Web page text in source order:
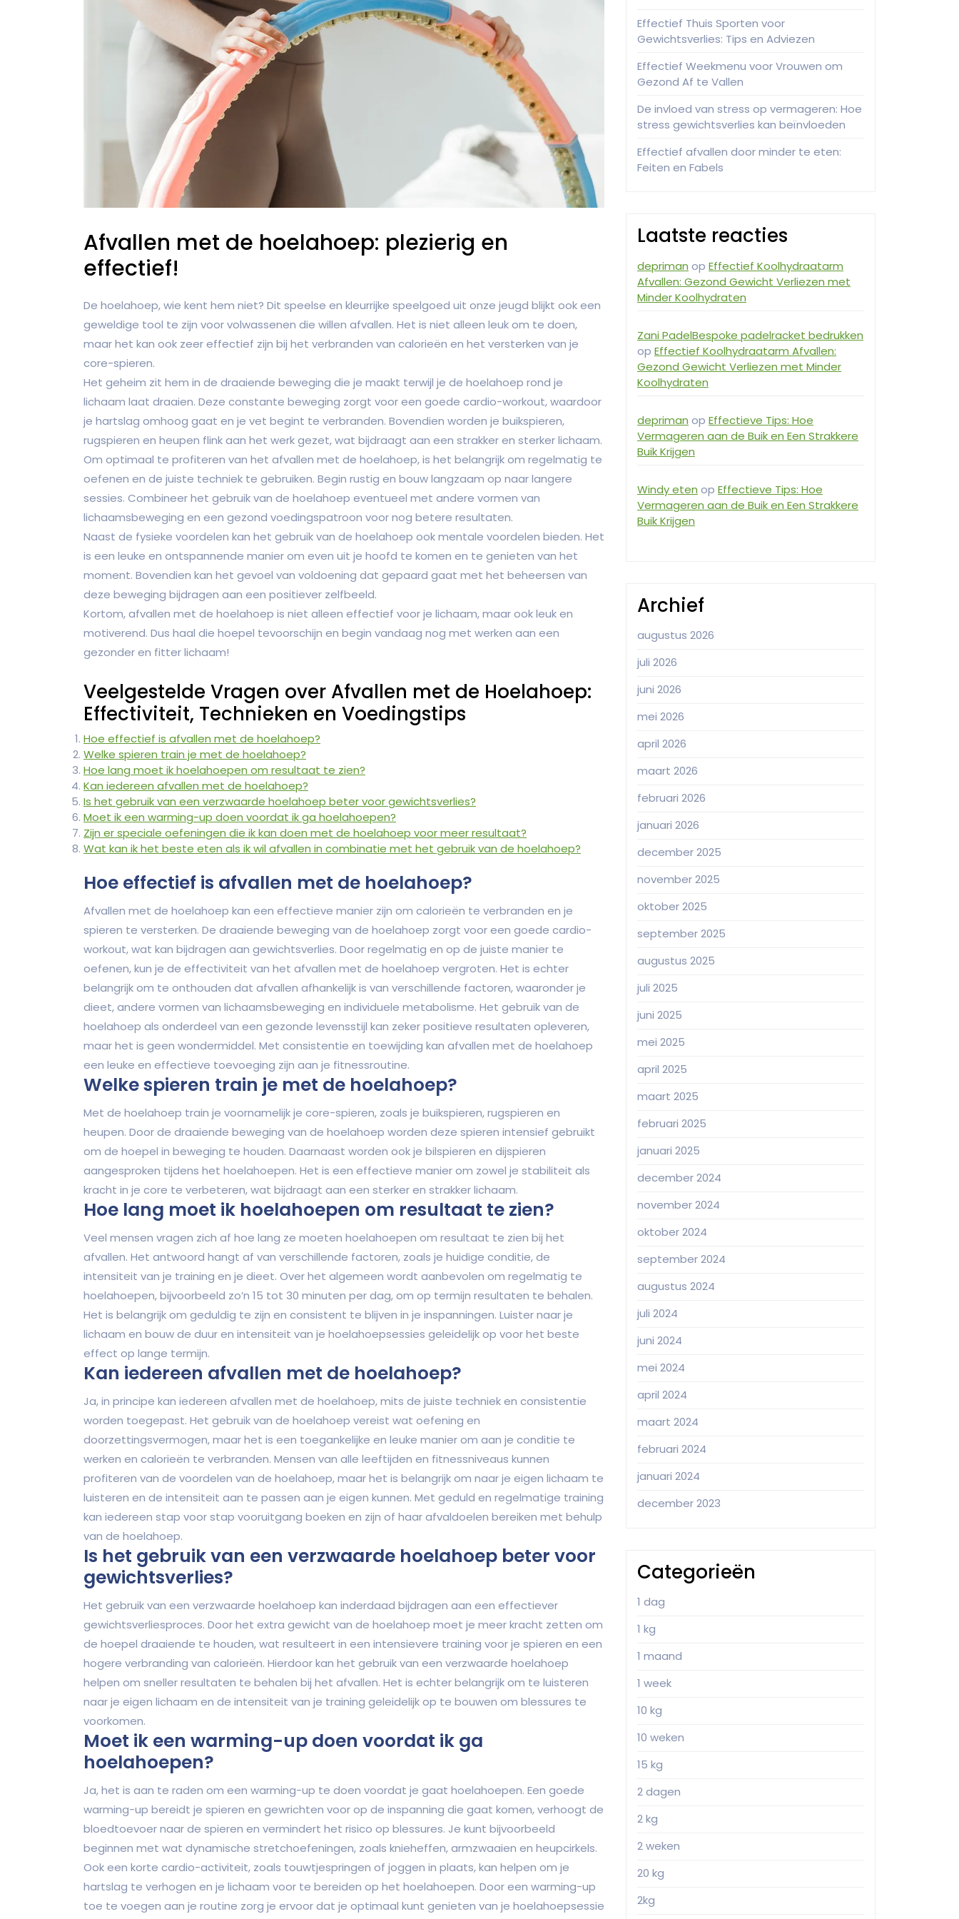
Afvallen met de hoelahoep: plezierig en
effectief!
De hoelahoep, wie kent hem niet? Dit speelse en kleurrijke speelgoed uit onze jeugd blijkt ook een
geweldige tool te zijn voor volwassenen die willen afvallen. Het is niet alleen leuk om te doen,
maar het kan ook zeer effectief zijn bij het verbranden van calorieën en het versterken van je
core-spieren.
Het geheim zit hem in de draaiende beweging die je maakt terwijl je de hoelahoep rond je
lichaam laat draaien. Deze constante beweging zorgt voor een goede cardio-workout, waardoor
je hartslag omhoog gaat en je vet begint te verbranden. Bovendien worden je buikspieren,
rugspieren en heupen flink aan het werk gezet, wat bijdraagt aan een strakker en sterker lichaam.
Om optimaal te profiteren van het afvallen met de hoelahoep, is het belangrijk om regelmatig te
oefenen en de juiste techniek te gebruiken. Begin rustig en bouw langzaam op naar langere
sessies. Combineer het gebruik van de hoelahoep eventueel met andere vormen van
lichaamsbeweging en een gezond voedingspatroon voor nog betere resultaten.
Naast de fysieke voordelen kan het gebruik van de hoelahoep ook mentale voordelen bieden. Het
is een leuke en ontspannende manier om even uit je hoofd te komen en te genieten van het
moment. Bovendien kan het gevoel van voldoening dat gepaard gaat met het beheersen van
deze beweging bijdragen aan een positiever zelfbeeld.
Kortom, afvallen met de hoelahoep is niet alleen effectief voor je lichaam, maar ook leuk en
motiverend. Dus haal die hoepel tevoorschijn en begin vandaag nog met werken aan een
gezonder en fitter lichaam!
Veelgestelde Vragen over Afvallen met de Hoelahoep:
Effectiviteit, Technieken en Voedingstips
Hoe effectief is afvallen met de hoelahoep?
Welke spieren train je met de hoelahoep?
Hoe lang moet ik hoelahoepen om resultaat te zien?
Kan iedereen afvallen met de hoelahoep?
Is het gebruik van een verzwaarde hoelahoep beter voor gewichtsverlies?
Moet ik een warming-up doen voordat ik ga hoelahoepen?
Zijn er speciale oefeningen die ik kan doen met de hoelahoep voor meer resultaat?
Wat kan ik het beste eten als ik wil afvallen in combinatie met het gebruik van de hoelahoep?
Hoe effectief is afvallen met de hoelahoep?
Afvallen met de hoelahoep kan een effectieve manier zijn om calorieën te verbranden en je
spieren te versterken. De draaiende beweging van de hoelahoep zorgt voor een goede cardio-
workout, wat kan bijdragen aan gewichtsverlies. Door regelmatig en op de juiste manier te
oefenen, kun je de effectiviteit van het afvallen met de hoelahoep vergroten. Het is echter
belangrijk om te onthouden dat afvallen afhankelijk is van verschillende factoren, waaronder je
dieet, andere vormen van lichaamsbeweging en individuele metabolisme. Het gebruik van de
hoelahoep als onderdeel van een gezonde levensstijl kan zeker positieve resultaten opleveren,
maar het is geen wondermiddel. Met consistentie en toewijding kan afvallen met de hoelahoep
een leuke en effectieve toevoeging zijn aan je fitnessroutine.
Welke spieren train je met de hoelahoep?
Met de hoelahoep train je voornamelijk je core-spieren, zoals je buikspieren, rugspieren en
heupen. Door de draaiende beweging van de hoelahoep worden deze spieren intensief gebruikt
om de hoepel in beweging te houden. Daarnaast worden ook je bilspieren en dijspieren
aangesproken tijdens het hoelahoepen. Het is een effectieve manier om zowel je stabiliteit als
kracht in je core te verbeteren, wat bijdraagt aan een sterker en strakker lichaam.
Hoe lang moet ik hoelahoepen om resultaat te zien?
Veel mensen vragen zich af hoe lang ze moeten hoelahoepen om resultaat te zien bij het
afvallen. Het antwoord hangt af van verschillende factoren, zoals je huidige conditie, de
intensiteit van je training en je dieet. Over het algemeen wordt aanbevolen om regelmatig te
hoelahoepen, bijvoorbeeld zo’n 15 tot 30 minuten per dag, om op termijn resultaten te behalen.
Het is belangrijk om geduldig te zijn en consistent te blijven in je inspanningen. Luister naar je
lichaam en bouw de duur en intensiteit van je hoelahoepsessies geleidelijk op voor het beste
effect op lange termijn.
Kan iedereen afvallen met de hoelahoep?
Ja, in principe kan iedereen afvallen met de hoelahoep, mits de juiste techniek en consistentie
worden toegepast. Het gebruik van de hoelahoep vereist wat oefening en
doorzettingsvermogen, maar het is een toegankelijke en leuke manier om aan je conditie te
werken en calorieën te verbranden. Mensen van alle leeftijden en fitnessniveaus kunnen
profiteren van de voordelen van de hoelahoep, maar het is belangrijk om naar je eigen lichaam te
luisteren en de intensiteit aan te passen aan je eigen kunnen. Met geduld en regelmatige training
kan iedereen stap voor stap vooruitgang boeken en zijn of haar afvaldoelen bereiken met behulp
van de hoelahoep.
Is het gebruik van een verzwaarde hoelahoep beter voor
gewichtsverlies?
Het gebruik van een verzwaarde hoelahoep kan inderdaad bijdragen aan een effectiever
gewichtsverliesproces. Door het extra gewicht van de hoelahoep moet je meer kracht zetten om
de hoepel draaiende te houden, wat resulteert in een intensievere training voor je spieren en een
hogere verbranding van calorieën. Hierdoor kan het gebruik van een verzwaarde hoelahoep
helpen om sneller resultaten te behalen bij het afvallen. Het is echter belangrijk om te luisteren
naar je eigen lichaam en de intensiteit van je training geleidelijk op te bouwen om blessures te
voorkomen.
Moet ik een warming-up doen voordat ik ga
hoelahoepen?
Ja, het is aan te raden om een warming-up te doen voordat je gaat hoelahoepen. Een goede
warming-up bereidt je spieren en gewrichten voor op de inspanning die gaat komen, verhoogt de
bloedtoevoer naar de spieren en vermindert het risico op blessures. Je kunt bijvoorbeeld
beginnen met wat dynamische stretchoefeningen, zoals knieheffen, armzwaaien en heupcirkels.
Ook een korte cardio-activiteit, zoals touwtjespringen of joggen in plaats, kan helpen om je
hartslag te verhogen en je lichaam voor te bereiden op het hoelahoepen. Door een warming-up
toe te voegen aan je routine zorg je ervoor dat je optimaal kunt genieten van je hoelahoepsessie
Effectief Thuis Sporten voor
Gewichtsverlies: Tips en Adviezen
Effectief Weekmenu voor Vrouwen om
Gezond Af te Vallen
De invloed van stress op vermageren: Hoe
stress gewichtsverlies kan beïnvloeden
Effectief afvallen door minder te eten:
Feiten en Fabels
Laatste reacties
depriman op Effectief Koolhydraatarm
Afvallen: Gezond Gewicht Verliezen met
Minder Koolhydraten
Zani PadelBespoke padelracket bedrukken
op Effectief Koolhydraatarm Afvallen:
Gezond Gewicht Verliezen met Minder
Koolhydraten
depriman op Effectieve Tips: Hoe
Vermageren aan de Buik en Een Strakkere
Buik Krijgen
Windy eten op Effectieve Tips: Hoe
Vermageren aan de Buik en Een Strakkere
Buik Krijgen
Archief
augustus 2026
juli 2026
juni 2026
mei 2026
april 2026
maart 2026
februari 2026
januari 2026
december 2025
november 2025
oktober 2025
september 2025
augustus 2025
juli 2025
juni 2025
mei 2025
april 2025
maart 2025
februari 2025
januari 2025
december 2024
november 2024
oktober 2024
september 2024
augustus 2024
juli 2024
juni 2024
mei 2024
april 2024
maart 2024
februari 2024
januari 2024
december 2023
Categorieën
1 dag
1 kg
1 maand
1 week
10 kg
10 weken
15 kg
2 dagen
2 kg
2 weken
20 kg
2kg